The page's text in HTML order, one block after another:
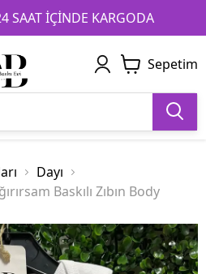
SAAT İÇİNDE KARGODA
1 2 3
Sepetim
Dayı
Baskılı Zıbın Body